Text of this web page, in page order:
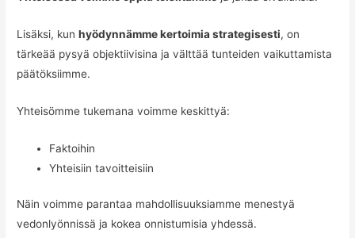
Lisäksi, kunhyödynnämme kertoimia strategisesti, on
tärkeää pysyä objektiivisina ja välttää tunteiden vaikuttamista
päätöksiimme.
Yhteisömme tukemana voimme keskittyä:
Faktoihin
Yhteisiin tavoitteisiin
Näin voimme parantaa mahdollisuuksiamme menestyä
vedonlyönnissä ja kokea onnistumisia yhdessä.